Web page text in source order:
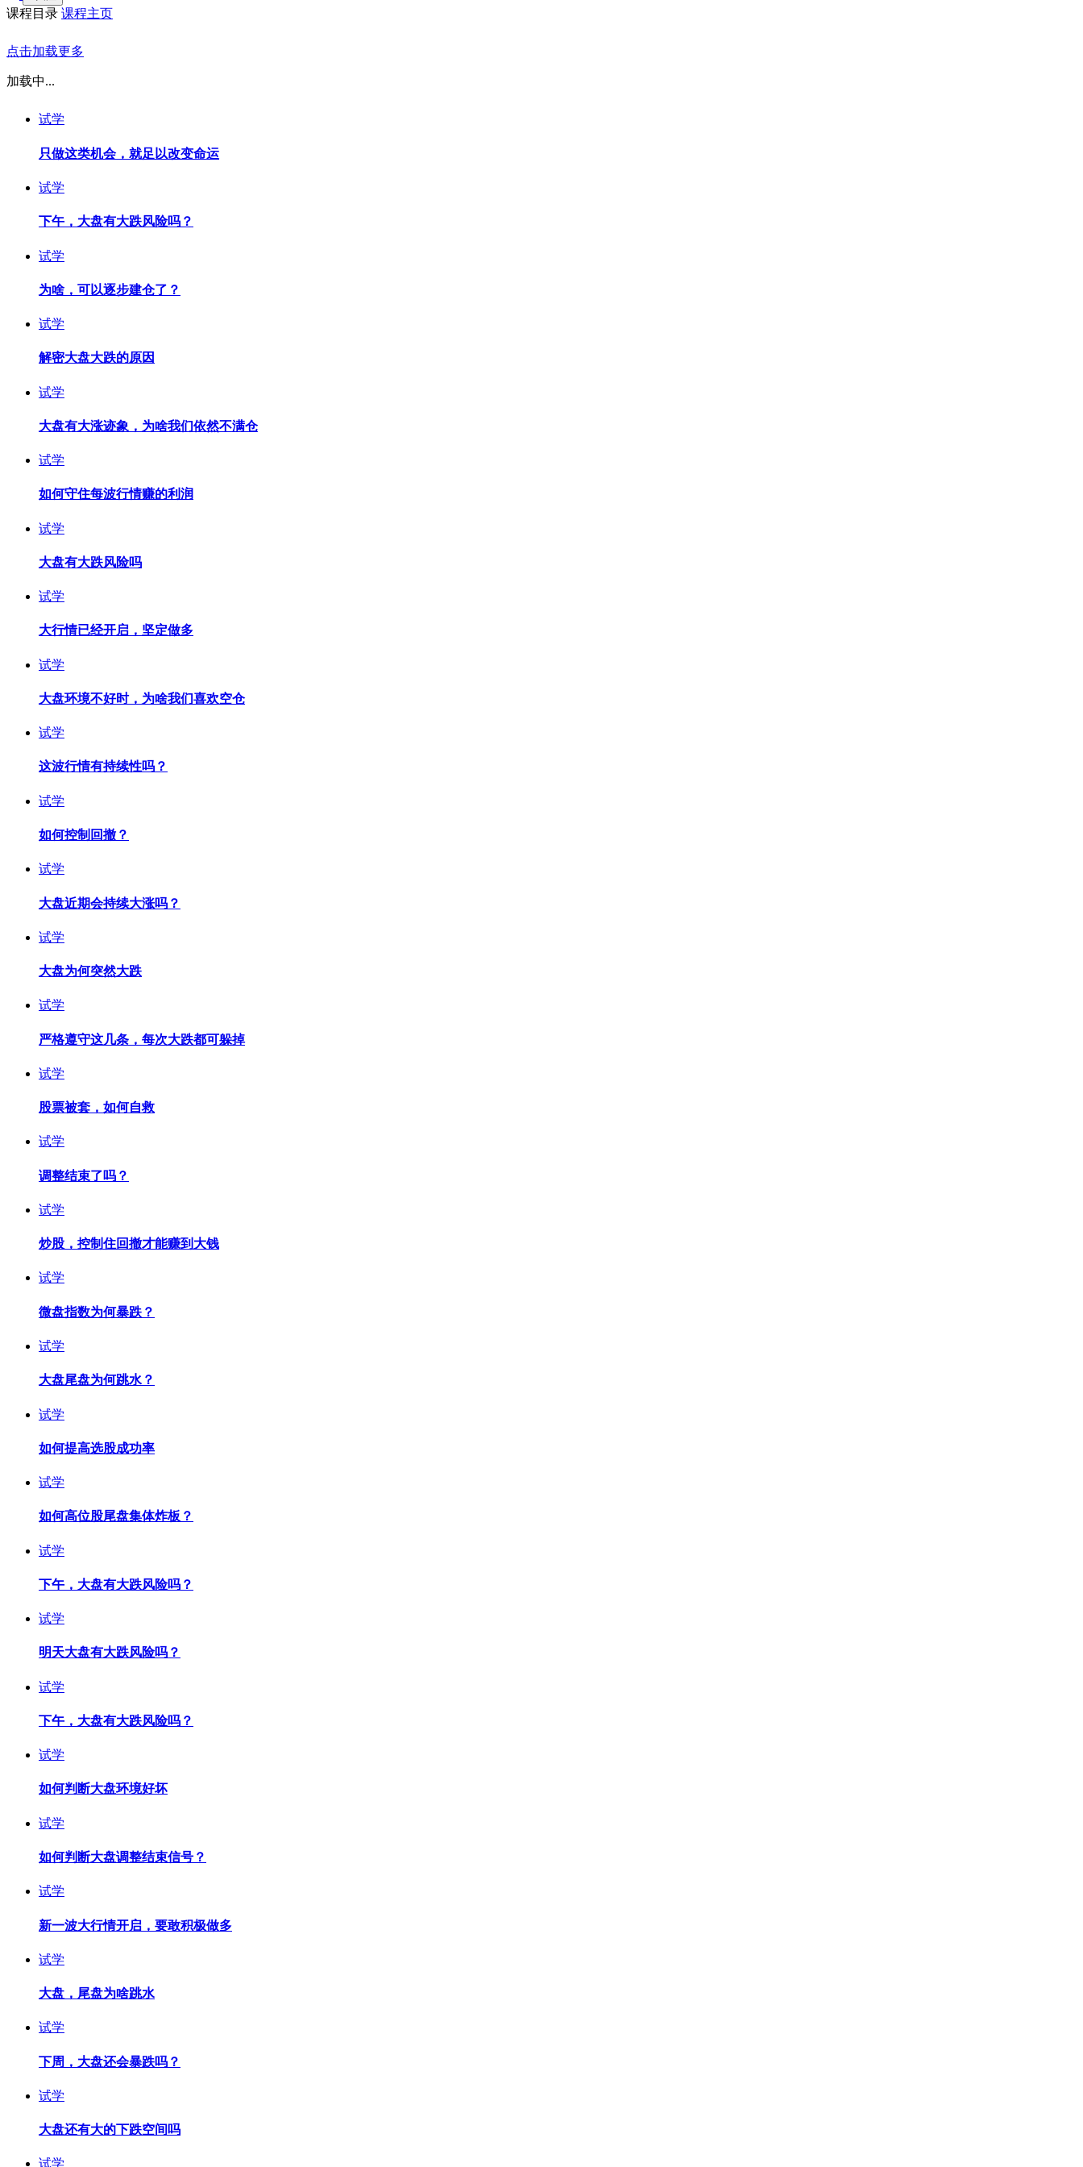
课程目录 课程主页
点击加载更多
加载中...
试学
只做这类机会，就足以改变命运
试学
下午，大盘有大跌风险吗？
试学
为啥，可以逐步建仓了？
试学
解密大盘大跌的原因
试学
大盘有大涨迹象，为啥我们依然不满仓
试学
如何守住每波行情赚的利润
试学
大盘有大跌风险吗
试学
大行情已经开启，坚定做多
试学
大盘环境不好时，为啥我们喜欢空仓
试学
这波行情有持续性吗？
试学
如何控制回撤？
试学
大盘近期会持续大涨吗？
试学
大盘为何突然大跌
试学
严格遵守这几条，每次大跌都可躲掉
试学
股票被套，如何自救
试学
调整结束了吗？
试学
炒股，控制住回撤才能赚到大钱
试学
微盘指数为何暴跌？
试学
大盘尾盘为何跳水？
试学
如何提高选股成功率
试学
如何高位股尾盘集体炸板？
试学
下午，大盘有大跌风险吗？
试学
明天大盘有大跌风险吗？
试学
下午，大盘有大跌风险吗？
试学
如何判断大盘环境好坏
试学
如何判断大盘调整结束信号？
试学
新一波大行情开启，要敢积极做多
试学
大盘，尾盘为啥跳水
试学
下周，大盘还会暴跌吗？
试学
大盘还有大的下跌空间吗
试学